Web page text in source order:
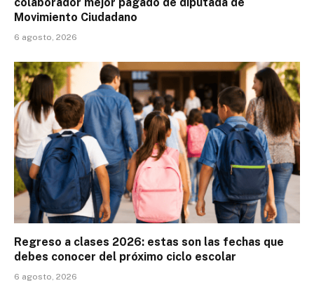
Movimiento Ciudadano
6 agosto, 2026
Regreso a clases 2026: estas son las fechas que
debes conocer del próximo ciclo escolar
6 agosto, 2026